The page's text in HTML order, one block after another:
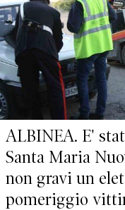
ALBINEA. E'
Santa Maria
non gravi un
pomeriggio